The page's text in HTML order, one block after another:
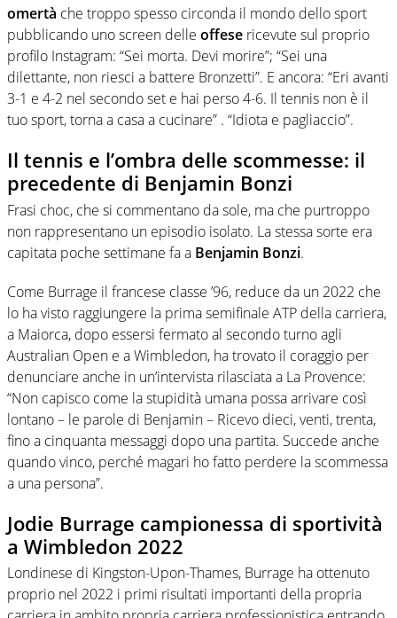
omertà che troppo spesso circonda il mondo dello sport
pubblicando uno screen delle offese ricevute sul proprio
profilo Instagram: “Sei morta. Devi morire”; “Sei una
dilettante, non riesci a battere Bronzetti”. E ancora: “Eri avanti
3-1 e 4-2 nel secondo set e hai perso 4-6. Il tennis non è il
tuo sport, torna a casa a cucinare” . “Idiota e pagliaccio”.
Il tennis e l’ombra delle scommesse: il
precedente di Benjamin Bonzi
Frasi choc, che si commentano da sole, ma che purtroppo
non rappresentano un episodio isolato. La stessa sorte era
capitata poche settimane fa a Benjamin Bonzi.
Come Burrage il francese classe ’96, reduce da un 2022 che
lo ha visto raggiungere la prima semifinale ATP della carriera,
a Maiorca, dopo essersi fermato al secondo turno agli
Australian Open e a Wimbledon, ha trovato il coraggio per
denunciare anche in un’intervista rilasciata a La Provence:
“Non capisco come la stupidità umana possa arrivare così
lontano – le parole di Benjamin – Ricevo dieci, venti, trenta,
fino a cinquanta messaggi dopo una partita. Succede anche
quando vinco, perché magari ho fatto perdere la scommessa
a una persona”.
Jodie Burrage campionessa di sportività
a Wimbledon 2022
Londinese di Kingston-Upon-Thames, Burrage ha ottenuto
proprio nel 2022 i primi risultati importanti della propria